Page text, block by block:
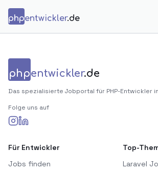
phpentwickler.de
phpentwickler.de
Das spezialisierte Jobportal für PHP-Entwickler
Folge uns auf
Für Entwickler
Jobs finden
Top-
Laravel